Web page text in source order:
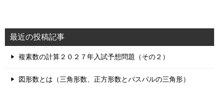
最近の投稿記事
複素数の計算２０２７年入試予想問題（その２）
図形数とは（三角形数、正方形数とパスパルの三角形）